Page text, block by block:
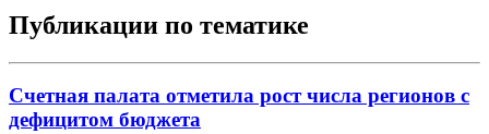
Публикации по тематике
Счетная палата отметила рост числа регионов с
дефицитом бюджета